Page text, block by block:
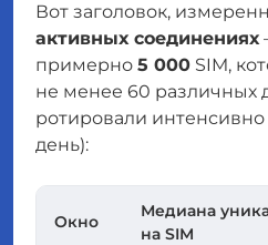
Вот заголовок,
активных соединениях
примерно 5 000 SIM,
не менее 60 различных
ротировали
день):
Окно
Медиана
на SIM